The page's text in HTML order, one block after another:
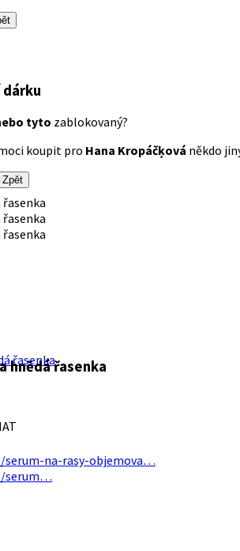
tyto zablokovaný?
koupit pro Hana Kropáčķová někdo
Zpět
hnědá řasenka
serum-na-rasy-objemova…
serum…